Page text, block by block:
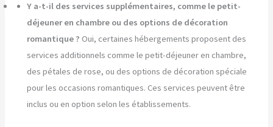
Y a-t-il des services supplémentaires, comme le petit-
déjeuner en chambre ou des options de décoration
romantique ? Oui, certaines hébergements proposent des
services additionnels comme le petit-déjeuner en chambre,
des pétales de rose, ou des options de décoration spéciale
pour les occasions romantiques. Ces services peuvent être
inclus ou en option selon les établissements.